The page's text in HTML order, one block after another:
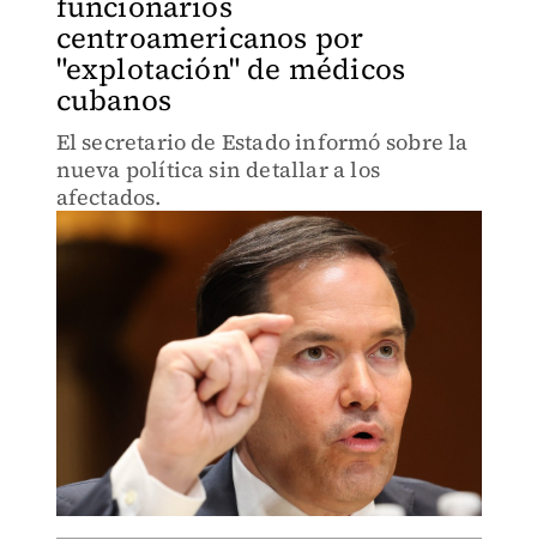
centroamericanos por
"explotación" de médicos
cubanos
El secretario de Estado informó sobre la
nueva política sin detallar a los
afectados.